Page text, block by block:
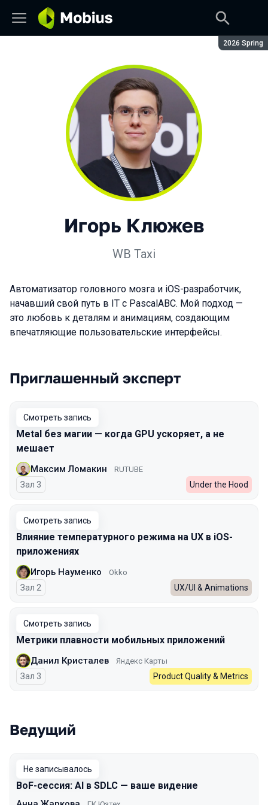
Сезон:
2026 Spring
Игорь Клюжев
WB Taxi
Автоматизатор головного мозга и iOS-разработчик,
начавший свой путь в IT c PascalABC. Мой подход —
это любовь к деталям и анимациям, создающим
впечатляющие пользовательские интерфейсы.
Выступления в сезоне 2026 Spring
Приглашенный эксперт
Смотреть запись
Metal без магии — когда GPU ускоряет, а не
мешает
Максим Ломакин RUTUBE
Зал 3 Under the Hood
Смотреть запись
Влияние температурного режима на UX в iOS-
приложениях
Игорь Науменко Okko
Зал 2 UX/UI & Animations
Смотреть запись
Метрики плавности мобильных приложений
Данил Кристалев Яндекс Карты
Зал 3 Product Quality & Metrics
Ведущий
Не записывалось
BоF-сессия: AI в SDLC — ваше видение